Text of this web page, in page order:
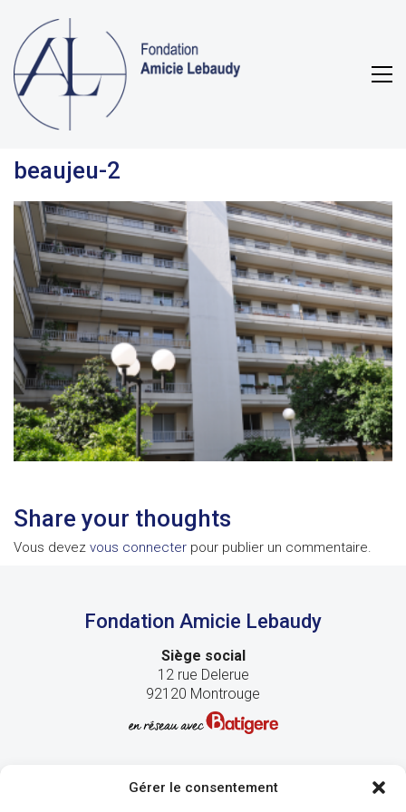
Gérer le consentement
beaujeu-2
Share your thoughts
Vous devez vous connecter pour publier un commentaire.
Fondation Amicie Lebaudy
Siège social
12 rue Delerue
92120 Montrouge